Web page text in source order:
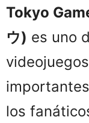
Tokyo
ウ) es uno
los